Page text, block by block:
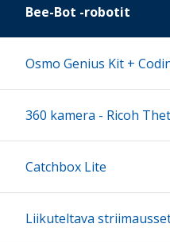
17:00
18:00
Bee-Bot -robotit
Osmo Genius Kit +
360 kamera - Ricoh
Catchbox Lite
Liikuteltava